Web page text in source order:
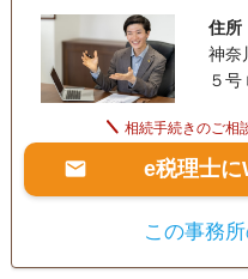
住所
神奈
５号
相続手続きのご相
e税理士
この事務